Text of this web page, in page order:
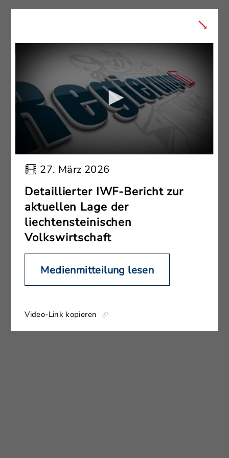
27. März 2026
Detaillierter IWF-Bericht zur
aktuellen Lage der
liechtensteinischen
Volkswirtschaft
Medienmitteilung lesen
Video-Link kopieren